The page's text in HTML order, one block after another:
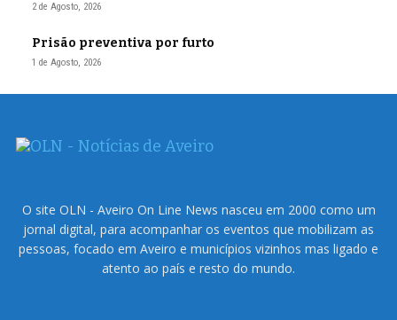
2 de Agosto, 2026
Prisão preventiva por furto
1 de Agosto, 2026
O site OLN - Aveiro On Line News nasceu em 2000 como um
jornal digital, para acompanhar os eventos que mobilizam as
pessoas, focado em Aveiro e municípios vizinhos mas ligado e
atento ao país e resto do mundo.